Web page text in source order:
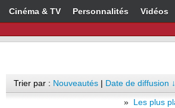
Cinéma & TV Personnalités Vidéos
Trier par : Nouveautés | Date de diffusion ↓
» Les plus